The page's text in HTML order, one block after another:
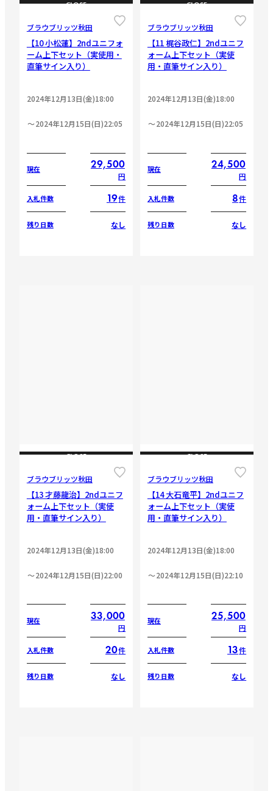
CLOSE
ブラウブリッツ秋田
【10 小松蓮】2ndユニフォ
ーム上下セット（実使用・
直筆サイン入り）
2024年12月13日(金)18:00
2024年12月15日(日)22:05
現在 29,500
円
入札件数 19件
残り日数 なし
CLOSE
ブラウブリッツ秋田
【11 梶谷政仁】2ndユニフ
ォーム上下セット（実使
用・直筆サイン入り）
2024年12月13日(金)18:00
2024年12月15日(日)22:05
現在 24,500
円
入札件数 8件
残り日数 なし
CLOSE
ブラウブリッツ秋田
【13 才藤龍治】2ndユニフ
ォーム上下セット（実使
用・直筆サイン入り）
2024年12月13日(金)18:00
2024年12月15日(日)22:00
現在 33,000
円
入札件数 20件
残り日数 なし
CLOSE
ブラウブリッツ秋田
【14 大石竜平】2ndユニフ
ォーム上下セット（実使
用・直筆サイン入り）
2024年12月13日(金)18:00
2024年12月15日(日)22:10
現在 25,500
円
入札件数 13件
残り日数 なし